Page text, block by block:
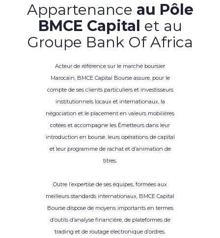
Appartenance au Pôle
BMCE Capital et au
Groupe Bank Of Africa
Acteur de référence sur le marché boursier
Marocain, BMCE Capital Bourse assure, pour le
compte de ses clients particuliers et investisseurs
institutionnels locaux et internationaux, la
négociation et le placement en valeurs mobilières
cotées et accompagne les Émetteurs dans leur
introduction en bourse, leurs opérations de capital
et leur programme de rachat et d’animation de
titres.
Outre l’expertise de ses équipes, formées aux
meilleurs standards internationaux, BMCE Capital
Bourse dispose de moyens importants en termes
d’outils d’analyse financière, de plateformes de
trading et de routage électronique d’ordres.